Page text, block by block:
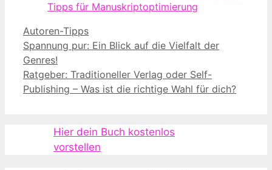
Tipps für Manuskriptoptimierung
Kategorien
Autoren-Tipps
Spannung pur: Ein Blick auf die Vielfalt der
Genres!
Ratgeber: Traditioneller Verlag oder Self-
Publishing – Was ist die richtige Wahl für dich?
Hier dein Buch kostenlos
vorstellen